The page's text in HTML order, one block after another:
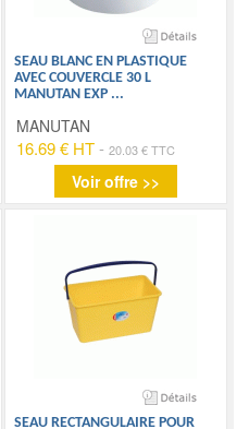
SEAU BLANC EN PLASTIQUE
AVEC COUVERCLE 30 L
MANUTAN EXP ...
MANUTAN
16.69 € HT- 20.03 € TTC
Voir offre >>
SEAU RECTANGULAIRE POUR